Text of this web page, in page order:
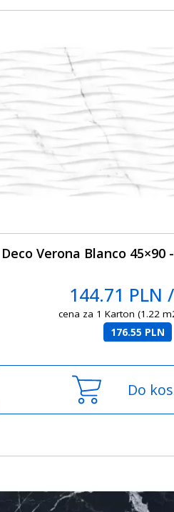
Deco Verona Blanco 45×90
144.71 PLN
cena za 1 Karton (1.22
176.55 PLN
Do